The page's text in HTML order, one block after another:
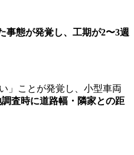
事態が発覚し、工期が2〜3週
」ことが発覚し、小型車両
査時に道路幅・隣家との距